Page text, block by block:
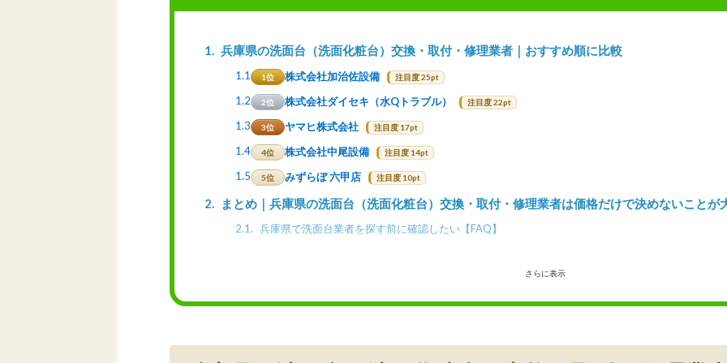
1 兵庫県の洗面台（洗面化粧台）交換・取付・修理業者｜おすすめ順に比較
1.1 1位 株式会社加治佐設備 注目度 25pt
1.2 2位 株式会社ダイセキ（水Qトラブル） 注目度 22pt
1.3 3位 ヤマヒ株式会社 注目度 17pt
1.4 4位 株式会社中尾設備 注目度 14pt
1.5 5位 みずらぼ 六甲店 注目度 10pt
2 まとめ｜兵庫県の洗面台（洗面化粧台）交換・取付・修理業者は価格だけで決めないことが
2.1 兵庫県で洗面台業者を探す前に確認したい【FAQ】
さらに表示